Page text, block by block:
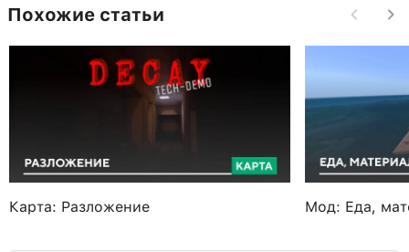
Похожие статьи
Карта: Разложение Мод: Еда,